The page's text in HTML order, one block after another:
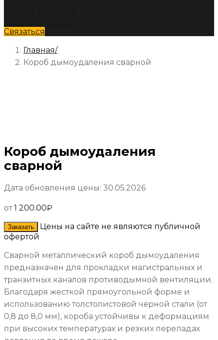
Связаться
Главная
Короб дымоудаления сварной
Короб дымоудаления
сварной
Дата обновления цены: 30.05.2026
от 1 200.00₽
Заказать
Цены на сайте не являются публичной
офертой
Сварной металлический короб дымоудаления
предназначен для прокладки магистральных и
транзитных каналов противодымной вентиляции.
Благодаря жесткой прямоугольной форме и
использованию толстолистовой черной стали (от
0,8 до 8,0 мм), короба устойчивы к деформациям
при высоких температурах и резких перепадах